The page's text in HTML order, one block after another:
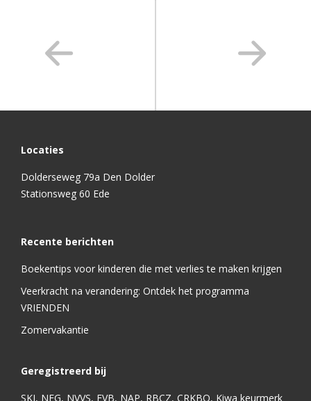
Locaties
Dolderseweg 79a Den Dolder
Stationsweg 60 Ede
Recente berichten
Boekentips voor kinderen die met verlies te maken krijgen
Veerkracht na verandering: Ontdek het programma
VRIENDEN
Zomervakantie
Geregistreerd bij
SKJ, NFG, NVVS, FVB, NAP, RBCZ, CRKBO, Kiwa keurmerk